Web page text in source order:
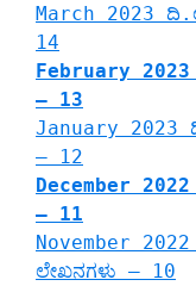
March 2023
14
February 2023
– 13
January 2023
– 12
December
– 11
November
ಲೇಖನಗಳು – 10